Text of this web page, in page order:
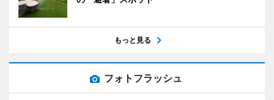
もっと見る
フォトフラッシュ